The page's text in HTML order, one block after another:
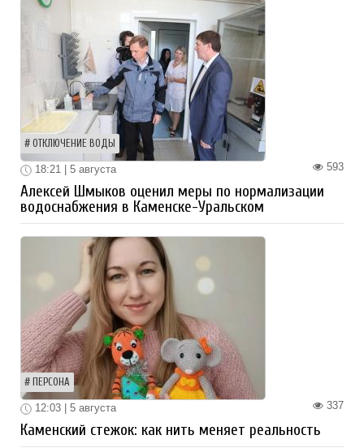
ОТКЛЮЧЕНИЕ ВОДЫ
593
18:21 | 5 августа
Алексей Шмыков оценил меры по нормализации
водоснабжения в Каменске-Уральском
ПЕРСОНА
337
12:03 | 5 августа
Каменский стежок: как нить меняет реальность